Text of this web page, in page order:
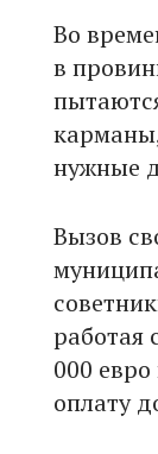
Во
в
нужные
Вызов
работая
000
оплату